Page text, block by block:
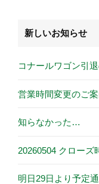
新しいお知らせ
コナールワゴン引
営業時間変更のご
知らなかった…
20260504 クローズ
明日29日より予定